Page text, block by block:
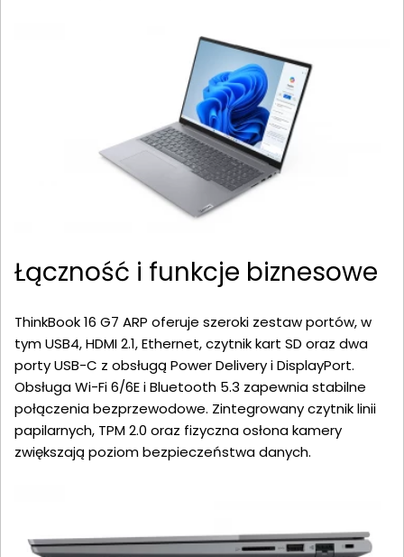
Łączność i funkcje biznesowe
ThinkBook 16 G7 ARP oferuje szeroki zestaw portów, w
tym USB4, HDMI 2.1, Ethernet, czytnik kart SD oraz dwa
porty USB-C z obsługą Power Delivery i DisplayPort.
Obsługa Wi-Fi 6/6E i Bluetooth 5.3 zapewnia stabilne
połączenia bezprzewodowe. Zintegrowany czytnik linii
papilarnych, TPM 2.0 oraz fizyczna osłona kamery
zwiększają poziom bezpieczeństwa danych.